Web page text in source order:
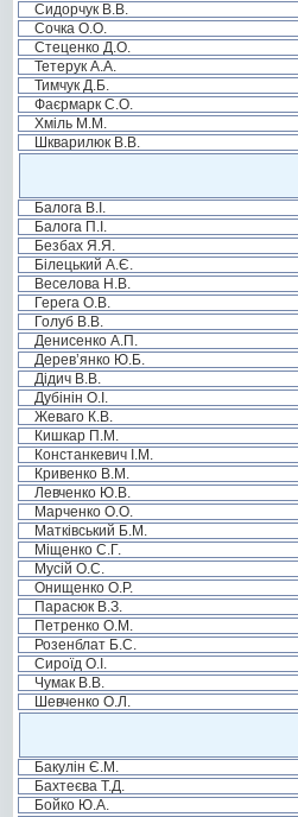
Сидорчук В.В.
Сочка О.О.
Стеценко Д.О.
Тетерук А.А.
Тимчук Д.Б.
Фаєрмарк С.О.
Хміль М.М.
Шкварилюк В.В.
Балога В.І.
Балога П.І.
Безбах Я.Я.
Білецький А.Є.
Веселова Н.В.
Герега О.В.
Голуб В.В.
Денисенко А.П.
Дерев’янко Ю.Б.
Дідич В.В.
Дубінін О.І.
Жеваго К.В.
Кишкар П.М.
Констанкевич І.М.
Кривенко В.М.
Левченко Ю.В.
Марченко О.О.
Матківський Б.М.
Міщенко С.Г.
Мусій О.С.
Онищенко О.Р.
Парасюк В.З.
Петренко О.М.
Розенблат Б.С.
Сироїд О.І.
Чумак В.В.
Шевченко О.Л.
Бакулін Є.М.
Бахтеєва Т.Д.
Бойко Ю.А.